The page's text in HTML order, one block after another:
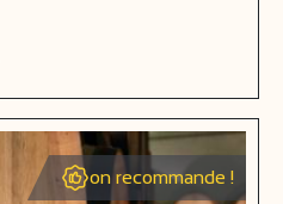
on recommande !